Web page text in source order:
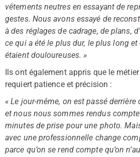
vêtements neutres en essayant de
gestes. Nous avons essayé de
à des réglages de cadrage, de plans,
ce qui a été le plus dur, le plus long
étaient douloureuses. »
Ils ont également appris que le
requiert patience et précision :
« Le jour-même, on est passé
et nous nous sommes rendus
minutes de prise pour une photo.
avec une professionnelle change
parce qu’on se rend compte qu’on